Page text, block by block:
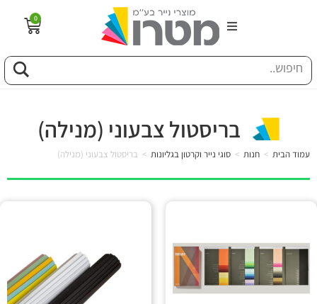
מונחים
0
בריסטול צבעוני (מנילה)
עמוד הבית > חנות > סוגי נייר וקרטון בגליונות > בריסטול צבעוני (מנילה)